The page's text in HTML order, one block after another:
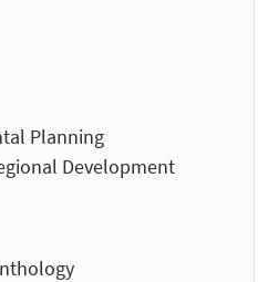
Planning
Development